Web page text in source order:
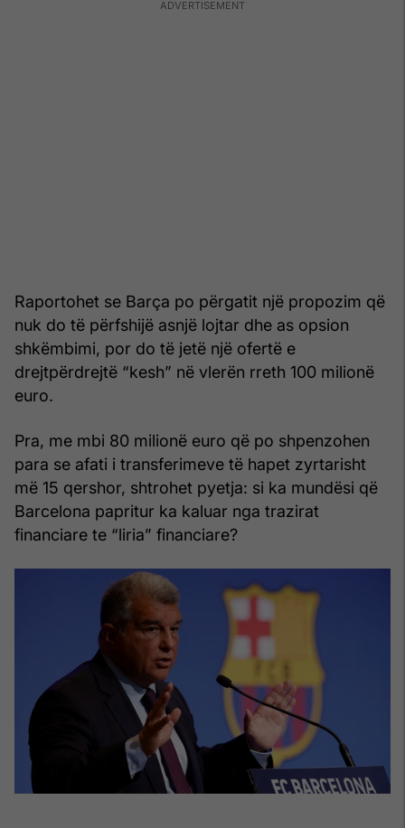
Raportohet se Barça po përgatit një propozim që
nuk do të përfshijë asnjë lojtar dhe as opsion
shkëmbimi, por do të jetë një ofertë e
drejtpërdrejtë “kesh” në vlerën rreth 100 milionë
euro.
Pra, me mbi 80 milionë euro që po shpenzohen
para se afati i transferimeve të hapet zyrtarisht
më 15 qershor, shtrohet pyetja: si ka mundësi që
Barcelona papritur ka kaluar nga trazirat
financiare te “liria” financiare?